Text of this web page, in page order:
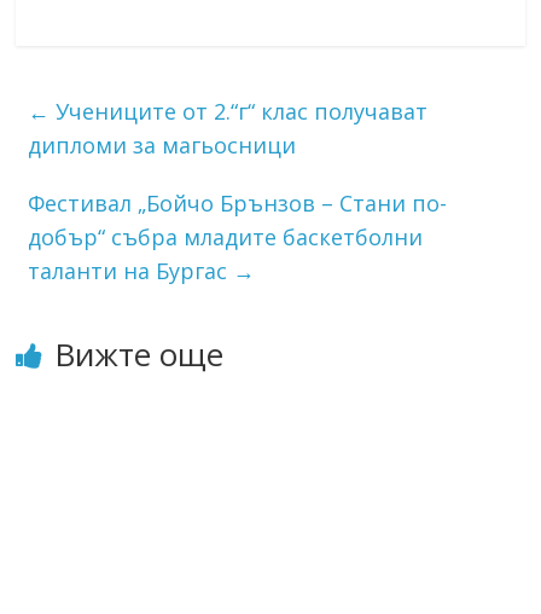
← Учениците от 2.“г“ клас получават
дипломи за магьосници
Фестивал „Бойчо Брънзов – Стани по-
добър“ събра младите баскетболни
таланти на Бургас →
Вижте още